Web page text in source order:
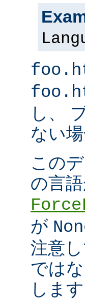
し、
ない
この
の言
が
注意
では
します